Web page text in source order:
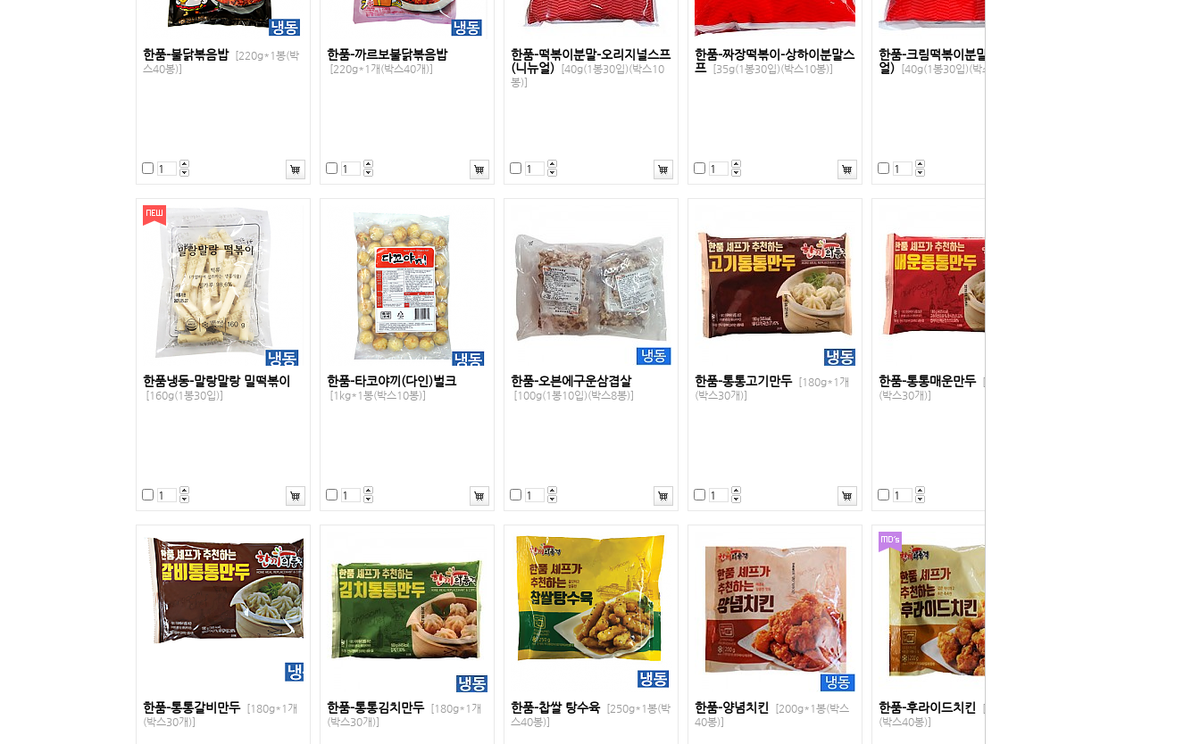
한품-불닭볶음밥 [220g*1봉(박
스40봉)]
한품-까르보불닭볶음밥
[220g*1개(박스40개)]
한품-떡볶이분말-오리지널스프
(니뉴얼)
[40g(1봉30입)(박스10
봉)]
한품-짜장떡볶이-상하이분말스
프 [35g(1봉30입)(박스10봉)]
한품-크림떡볶이분말스프(니뉴
얼)
[40g(1봉30입)(박스8봉)]
한품냉동-말랑말랑 밀떡볶이
[160g(1봉30입)]
한품-타코야끼(다인)벌크
[1kg*1봉(박스10봉)]
한품-오븐에구운삼겹살
[100g(1봉10입)(박스8봉)]
한품-통통고기만두 [180g*1개
(박스30개)]
한품-통통매운만두 [180g*1개
(박스30개)]
한품-통통갈비만두 [180g*1개
(박스30개)]
한품-통통김치만두 [180g*1개
(박스30개)]
한품-찹쌀 탕수육 [250g*1봉(박
스40봉)]
한품-양념치킨
[200g*1봉(박스
40봉)]
한품-후라이드치킨
[200g*1봉
(박스40봉)]